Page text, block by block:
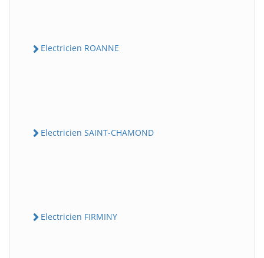
Electricien ROANNE
Electricien SAINT-CHAMOND
Electricien FIRMINY